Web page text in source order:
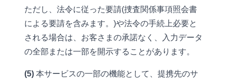
ただし、法令に従った要請(捜査関係事項照会書
による要請を含みます。)や法令の手続上必要と
される場合は、お客さまの承諾なく、入力データ
の全部または一部を開示することがあります。
(5) 本サービスの一部の機能として、提携先のサ